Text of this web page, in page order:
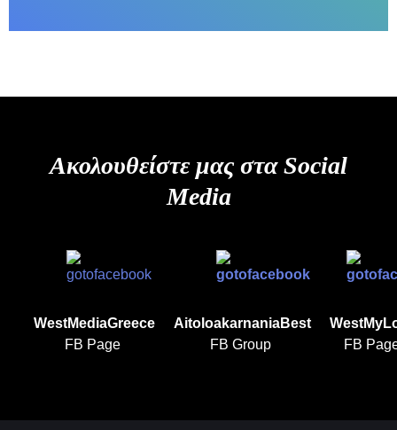
Ακολουθείστε μας στα Social
Media
WestMediaGreece
FB Page
AitoloakarnaniaBest
FB Group
FB